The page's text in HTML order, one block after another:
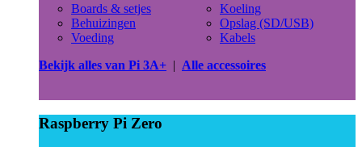
Boards & setjes
Behuizingen
Voeding
Koeling
Opslag (SD/USB)
Kabels
Bekijk alles van Pi 3A+ | Alle accessoires
Raspberry Pi Zero